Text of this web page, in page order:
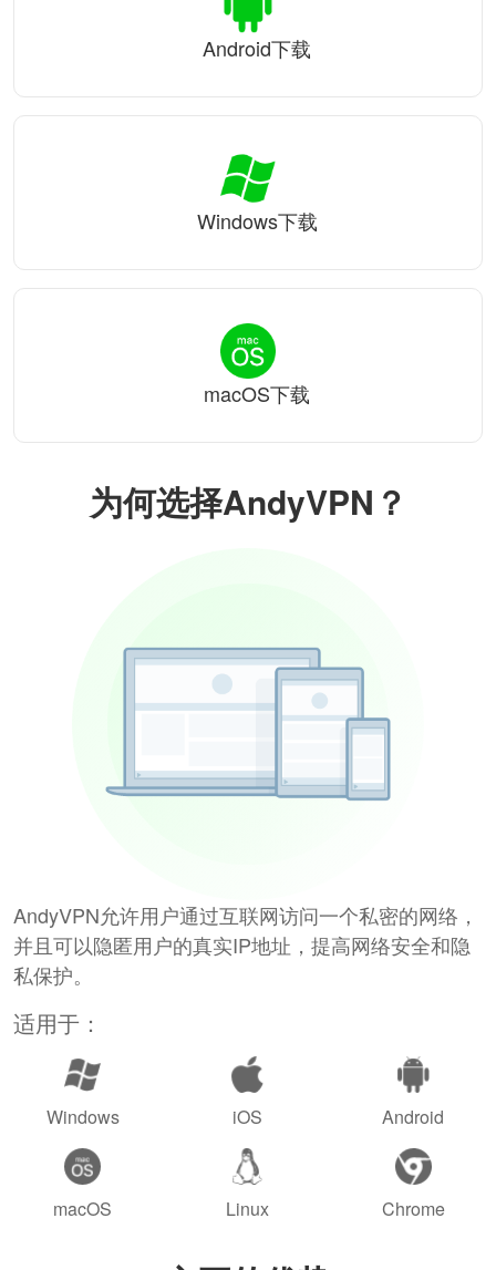
为何选择AndyVPN？
AndyVPN允许用户通过互联网访问一个私密的网络，
并且可以隐匿用户的真实IP地址，提高网络安全和隐
私保护。
适用于：
Windows iOS Android
macOS Linux Chrome
Android下载
Windows下载
macOS下载